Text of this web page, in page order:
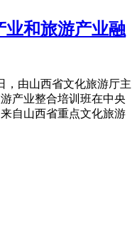
业和旅游产业融
，由山西省文化旅游厅主
产业整合培训班在中央
自山西省重点文化旅游